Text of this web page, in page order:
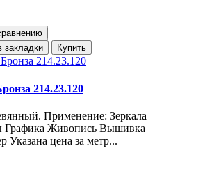
закладки Купить
214.23.120
Применение: Зеркала
Графика Живопись Вышивка
Указана цена за метр...